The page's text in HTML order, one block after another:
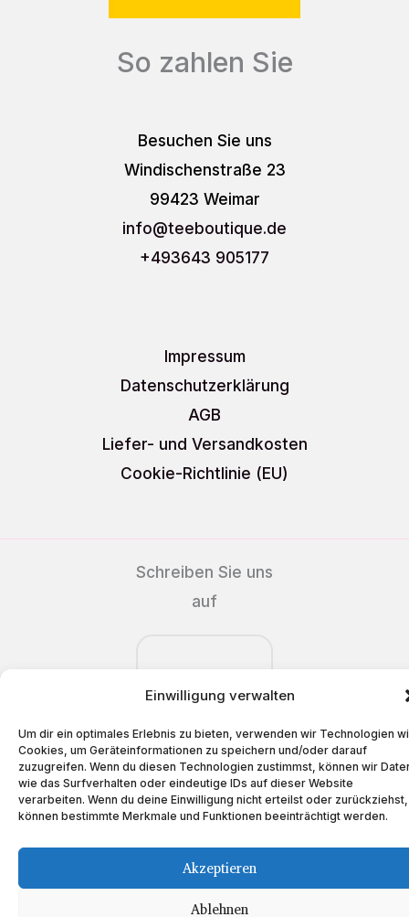
Einwilligung verwalten
Um dir ein optimales Erlebnis zu bieten, verwenden wir Technologien
Cookies, um Geräteinformationen zu speichern und/oder darauf
zuzugreifen. Wenn du diesen Technologien zustimmst, können wir
wie das Surfverhalten oder eindeutige IDs auf dieser Website
verarbeiten. Wenn du deine Einwilligung nicht erteilst oder zurückziehst,
können bestimmte Merkmale und Funktionen beeinträchtigt werden.
Akzeptieren
Ablehnen
So zahlen Sie
Besuchen Sie uns
Windischenstraße 23
99423 Weimar
info@teeboutique.de
+493643 905177
Impressum
Datenschutzerklärung
AGB
Liefer- und Versandkosten
Cookie-Richtlinie (EU)
Schreiben Sie uns
auf
Alle Preise inkl. der gesetzlichen MwSt.